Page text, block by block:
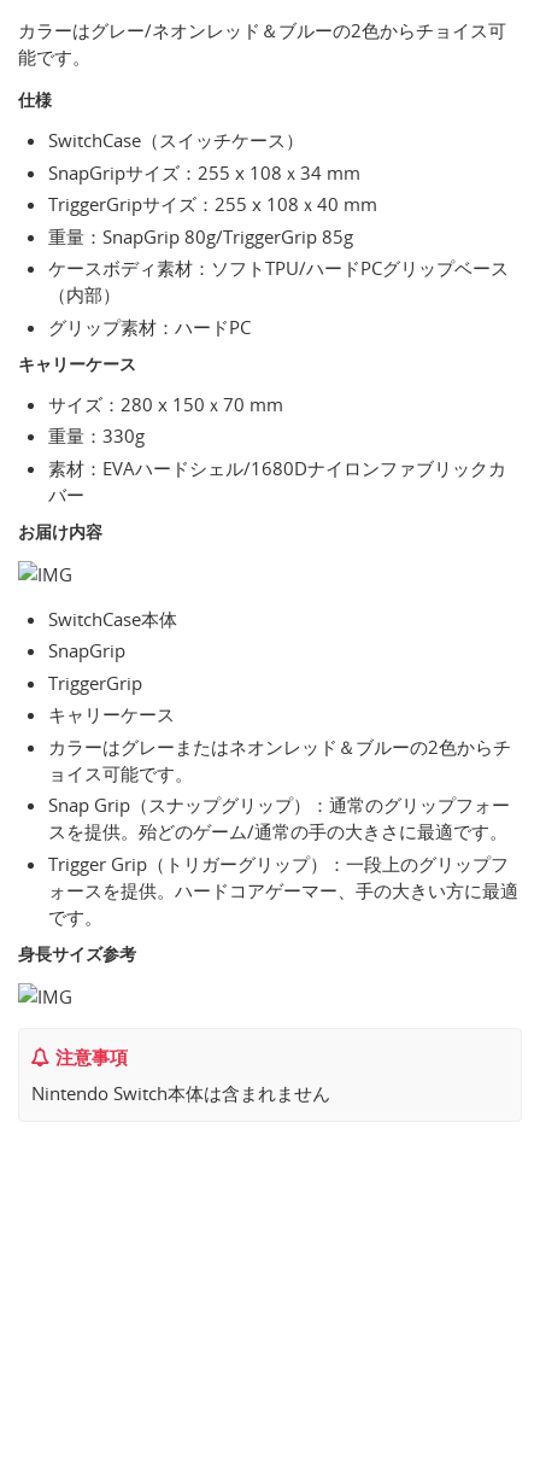
カラーはグレー/ネオンレッド＆ブルーの2色からチョイス可
能です。
仕様
SwitchCase（スイッチケース）
SnapGripサイズ：255 x 108ｘ34 mm
TriggerGripサイズ：255 x 108ｘ40 mm
重量：SnapGrip 80g/TriggerGrip 85g
ケースボディ素材：ソフトTPU/ハードPCグリップベース
（内部）
グリップ素材：ハードPC
キャリーケース
サイズ：280 x 150ｘ70 mm
重量：330g
素材：EVAハードシェル/1680Dナイロンファブリックカ
バー
お届け内容
SwitchCase本体
SnapGrip
TriggerGrip
キャリーケース
カラーはグレーまたはネオンレッド＆ブルーの2色からチ
ョイス可能です。
Snap Grip（スナップグリップ）：通常のグリップフォー
スを提供。殆どのゲーム/通常の手の大きさに最適です。
Trigger Grip（トリガーグリップ）：一段上のグリップフ
ォースを提供。ハードコアゲーマー、手の大きい方に最適
です。
身長サイズ参考
注意事項
Nintendo Switch本体は含まれません